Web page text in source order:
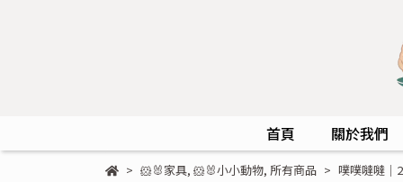
首頁 關於我們
🐹🐰家具, 🐹🐰小小動物, 所有商品 噗噗噠噠｜